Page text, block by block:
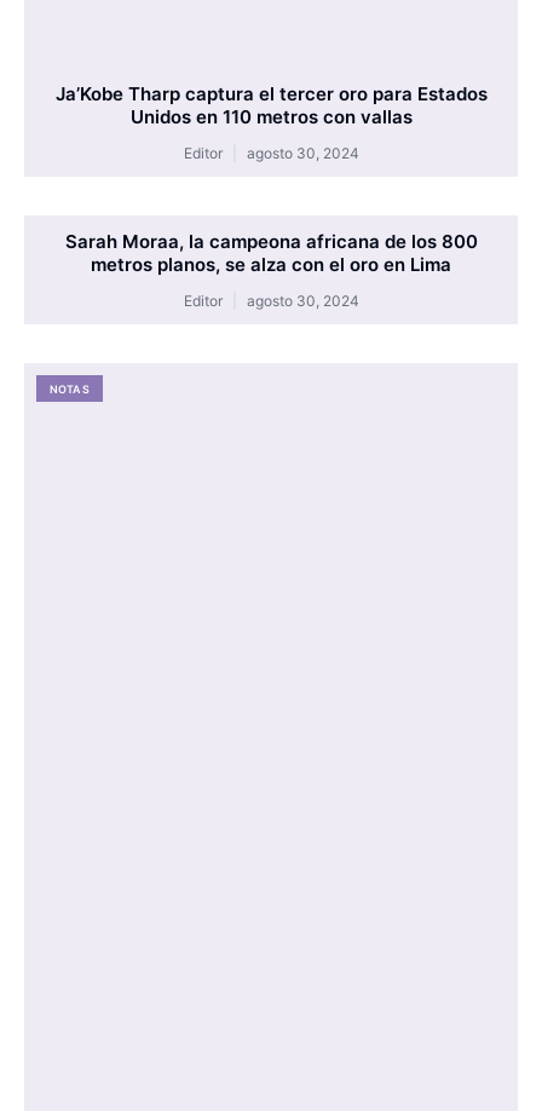
Ja’Kobe Tharp captura el tercer oro para Estados
Unidos en 110 metros con vallas
Editor agosto 30, 2024
Sarah Moraa, la campeona africana de los 800
metros planos, se alza con el oro en Lima
Editor agosto 30, 2024
NOTAS